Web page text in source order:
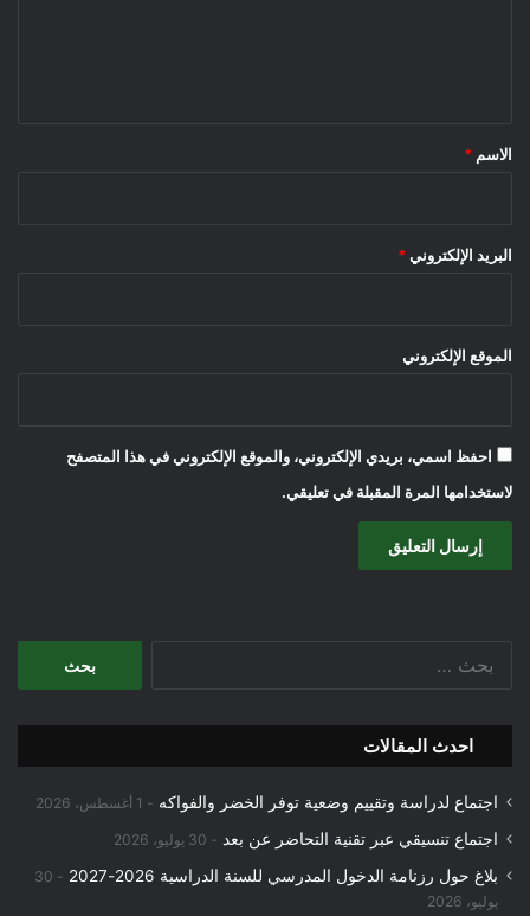
*
الاسم *
البريد الإلكتروني *
الموقع الإلكتروني
احفظ اسمي، بريدي الإلكتروني، والموقع الإلكتروني في هذا المتصفح
لاستخدامها المرة المقبلة في تعليقي.
احدث المقالات
اجتماع لدراسة وتقييم وضعية توفر الخضر والفواكه 1 أغسطس، 2026
اجتماع تنسيقي عبر تقنية التحاضر عن بعد 30 يوليو، 2026
بلاغ حول رزنامة الدخول المدرسي للسنة الدراسية 2026-2027
30
يوليو، 2026